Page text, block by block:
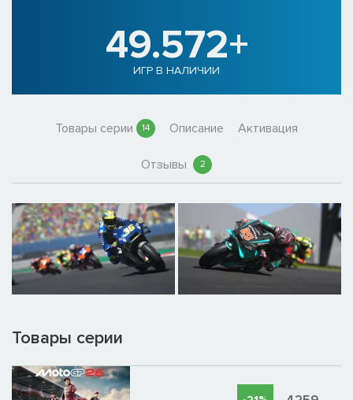
49.572+
ИГР В НАЛИЧИИ
Товары серии 14 Описание Активация
Отзывы 2
Товары серии